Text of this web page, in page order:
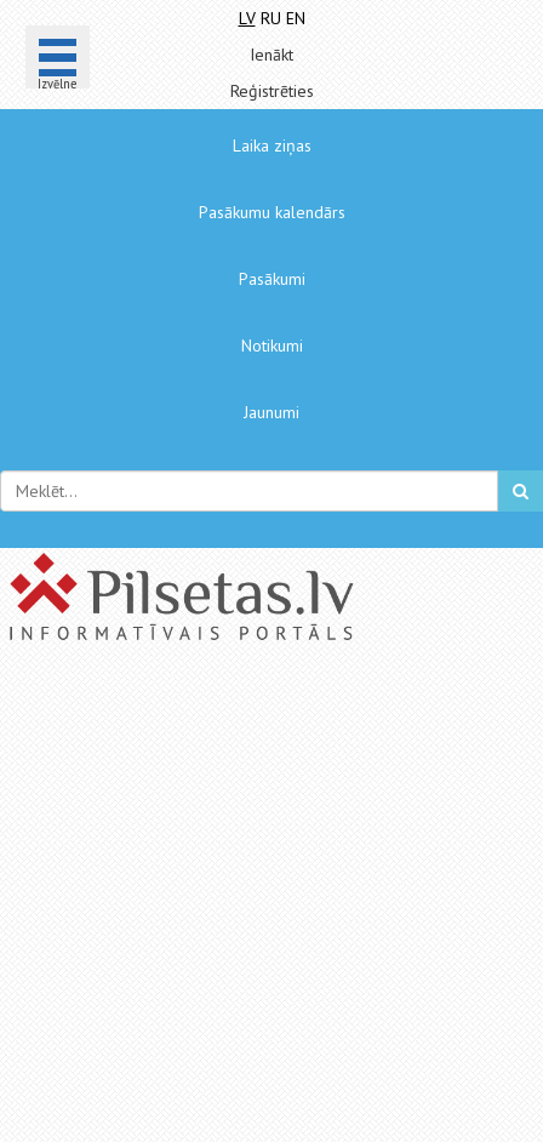
Izvēlne
LV RU EN
Ienākt
Reģistrēties
Laika ziņas
Pasākumu kalendārs
Pasākumi
Notikumi
Jaunumi